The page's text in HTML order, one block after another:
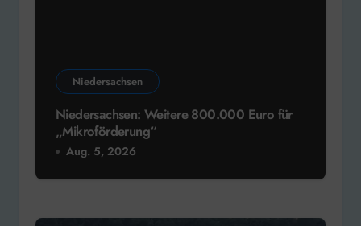
Niedersachsen
Niedersachsen: Weitere 800.000 Euro für
„Mikroförderung“
Aug. 5, 2026